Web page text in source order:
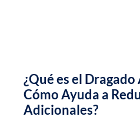
¿Qué es el
Cómo Ayuda a
Adicionales?